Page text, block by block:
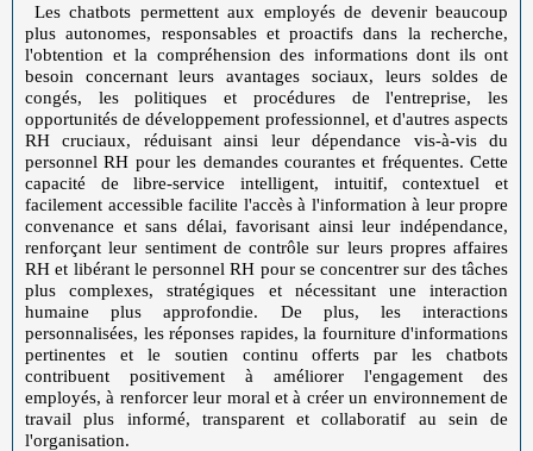
Les chatbots permettent aux employés de devenir beaucoup
plus autonomes, responsables et proactifs dans la recherche,
l'obtention et la compréhension des informations dont ils ont
besoin concernant leurs avantages sociaux, leurs soldes de
congés, les politiques et procédures de l'entreprise, les
opportunités de développement professionnel, et d'autres aspects
RH cruciaux, réduisant ainsi leur dépendance vis-à-vis du
personnel RH pour les demandes courantes et fréquentes. Cette
capacité de libre-service intelligent, intuitif, contextuel et
facilement accessible facilite l'accès à l'information à leur propre
convenance et sans délai, favorisant ainsi leur indépendance,
renforçant leur sentiment de contrôle sur leurs propres affaires
RH et libérant le personnel RH pour se concentrer sur des tâches
plus complexes, stratégiques et nécessitant une interaction
humaine plus approfondie. De plus, les interactions
personnalisées, les réponses rapides, la fourniture d'informations
pertinentes et le soutien continu offerts par les chatbots
contribuent positivement à améliorer l'engagement des
employés, à renforcer leur moral et à créer un environnement de
travail plus informé, transparent et collaboratif au sein de
l'organisation.